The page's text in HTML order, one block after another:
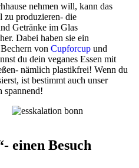
nehmen will, kann das
zu produzieren- die
Getränke im Glas
Dabei haben sie ein
von Cupforcup und
du dein veganes Essen mit
nämlich plastikfrei! Wenn du
ist bestimmt auch unser
spannend!
einen Besuch